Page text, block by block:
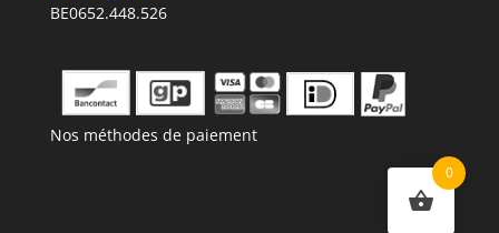
BE0652.448.526
Nos méthodes de paiement
0